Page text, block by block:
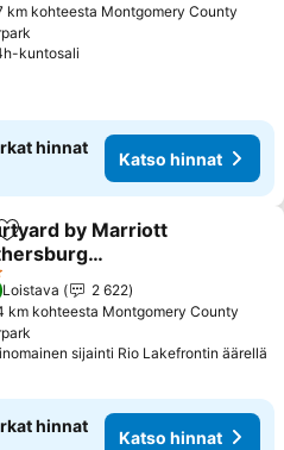
km kohteesta Montgomery County
kuntosali
hinnat
Katso hinnat
Lisää suosikkeihin
by Marriott
Center
hinnat
Loistava
2 622
km kohteesta Montgomery County
sijainti Rio Lakefrontin äärellä
hinnat
Katso hinnat